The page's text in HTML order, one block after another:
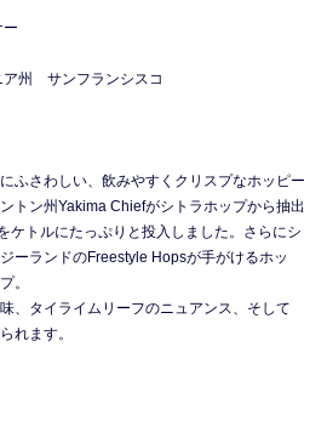
州 サンフランシスコ
ふさわしい、飲みやすくクリスプなホッピー
トン州Yakima Chiefがシトラホップから抽出
ケトルにたっぷりと投入しました。さらにシ
ーランドのFreestyle Hopsが手がけるホッ
。
、タイライムリーフのニュアンス、そして
れます。